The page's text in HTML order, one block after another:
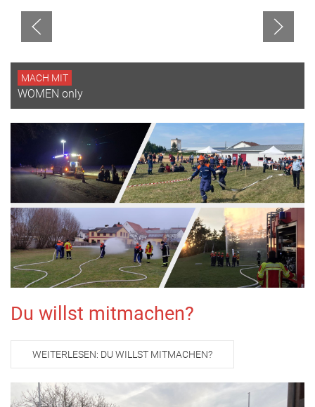
Du willst mitmachen?
WEITERLESEN: DU WILLST MITMACHEN?